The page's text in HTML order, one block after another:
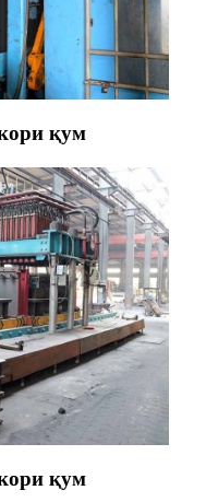
қум
қум